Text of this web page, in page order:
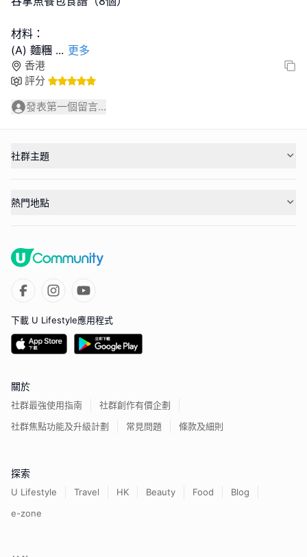
材料：
(A) 麵糰 ... 更多
香港
評分
發表第一個留言...
社群主題
熱門地點
下載 U Lifestyle應用程式
關於
社群最強使用指南
社群創作有價企劃
社群焦點功能及升級計劃
常見問題 條款及細則
探索
U Lifestyle Travel HK Beauty Food
Blog
e-zone